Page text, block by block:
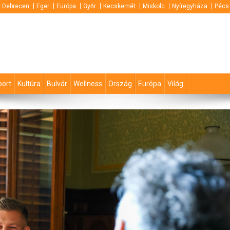
Debrecen Eger Európa Győr Kecskemét Miskolc Nyíregyháza Pécs
Kultúra Bulvár Wellness Ország Európa Világ